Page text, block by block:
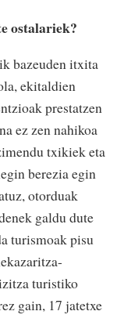
ostalariek?
bazeuden itxita
ekitaldien
prestatzen
ez zen nahikoa
txikiek eta
berezia egin
otorduak
galdu dute
turismoak pisu
turistiko
gain, 17 jatetxe